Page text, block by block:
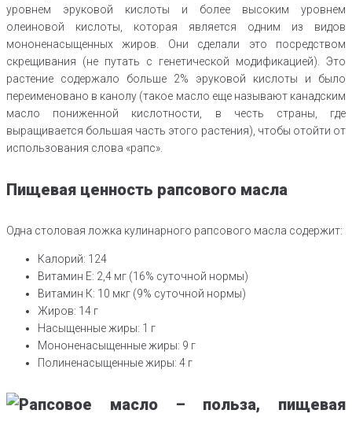
уровнем эруковой кислоты и более высоким уровнем
олеиновой кислоты, которая является одним из видов
мононенасыщенных жиров. Они сделали это посредством
скрещивания (не путать с генетической модификацией). Это
растение содержало больше 2% эруковой кислоты и было
переименовано в канолу (такое масло еще называют канадским
масло пониженной кислотности, в честь страны, где
выращивается большая часть этого растения), чтобы отойти от
использования слова «рапс».
Пищевая ценность рапсового масла
Одна столовая ложка кулинарного рапсового масла содержит:
Калорий: 124
Витамин E: 2,4 мг (16% суточной нормы)
Витамин К: 10 мкг (9% суточной нормы)
Жиров: 14 г
Насыщенные жиры: 1 г
Мононенасыщенные жиры: 9 г
Полиненасыщенные жиры: 4 г